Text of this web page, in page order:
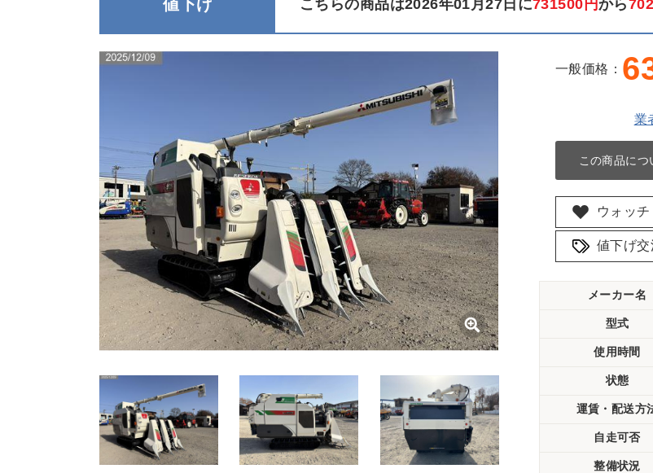
値下げ こちらの商品は2026年01月27日に731500円から
一般価格：
業
この商品につ
ウォッ
値下げ交
メーカー名
型式
使用時間
状態
運賃・配送方
自走可否
整備状況